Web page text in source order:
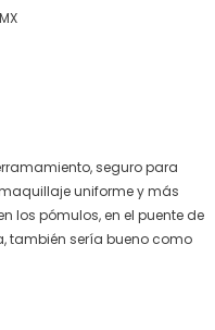
seguro para
uniforme y más
los pómulos, en el puente de
también sería bueno como